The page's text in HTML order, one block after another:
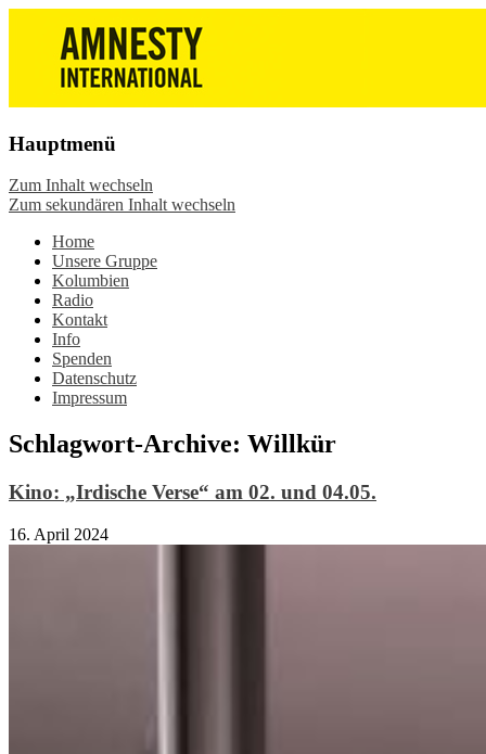
Amnesty International
Wiesbaden – Infos, Adresse,
Gruppentreffen
Die Wiesbadener Amnesty-Gruppen
stellen sich vor, bieten interessante
Veranstaltungen und Aktionen zum
Mitmachen – online oder in der Gruppe.
Sei dabei.
Hauptmenü
Zum Inhalt wechseln
Zum sekundären Inhalt wechseln
Home
Unsere Gruppe
Kolumbien
Radio
Kontakt
Info
Spenden
Datenschutz
Impressum
Schlagwort-Archive: Willkür
Kino: „Irdische Verse“ am 02. und 04.05.
16. April 2024